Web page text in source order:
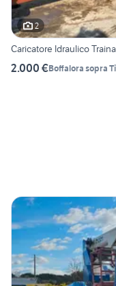
2
Caricatore Idraulico
2.000 €Boffalora sopra